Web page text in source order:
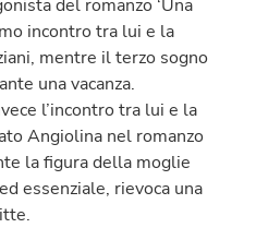
del romanzo ‘Una
incontro tra lui e la
mentre il terzo sogno
una vacanza.
l’incontro tra lui e la
Angiolina nel romanzo
la figura della moglie
essenziale, rievoca una